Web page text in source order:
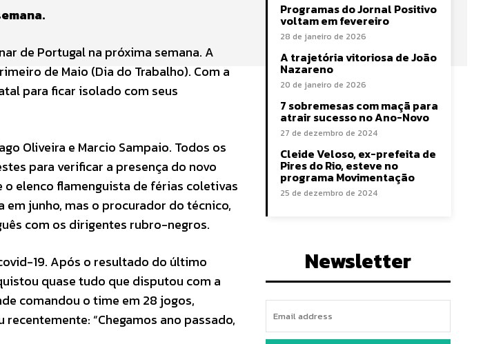
de Portugal na próxima semana. A
de Maio (Dia do Trabalho). Com a
para ficar isolado com seus
Oliveira e Marcio Sampaio. Todos os
para verificar a presença do novo
o elenco flamenguista de férias coletivas
junho, mas o procurador do técnico,
com os dirigentes rubro-negros.
19. Após o resultado do último
quase tudo que disputou com a
comandou o time em 28 jogos,
“Chegamos ano passado,
Programas do Jornal Positivo
voltam em fevereiro
28 de janeiro de 2026
A trajetória vitoriosa de João
Nazareno
20 de janeiro de 2026
7 sobremesas com maçã para
atrair sucesso no Ano-Novo
27 de dezembro de 2024
Cleide Veloso, ex-prefeita de
Pires do Rio, esteve no
programa Movimentação
25 de dezembro de 2024
Newsletter